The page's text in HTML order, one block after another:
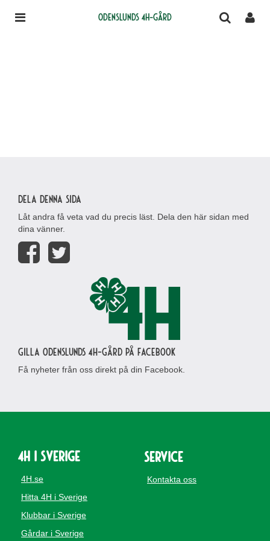
Odenslunds 4H-gård
Dela denna sida
Låt andra få veta vad du precis läst. Dela den här sidan med
dina vänner.
Gilla Odenslunds 4H-gård på Facebook
Få nyheter från oss direkt på din Facebook.
4H i Sverige
4H.se
Hitta 4H i Sverige
Klubbar i Sverige
Gårdar i Sverige
Service
Kontakta oss